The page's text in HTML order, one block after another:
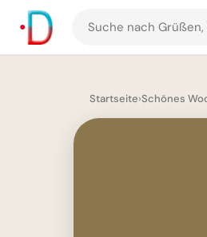
Suche
nach
und
Startseite›Schönes